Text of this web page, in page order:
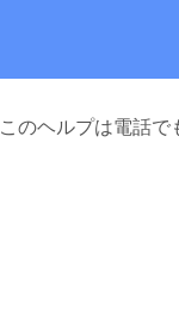
このヘルプは電話で